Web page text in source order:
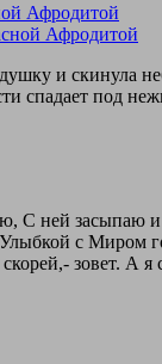
Афродитой
и скинула
спадает под
С ней засыпаю
с Миром
зовет. А я